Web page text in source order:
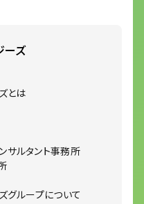
ーズ
とは
サルタント事務所
グループについて